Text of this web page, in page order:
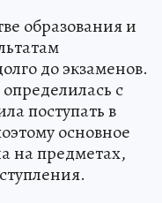
образования и
до экзаменов.
с
поступать в
основное
на предметах,